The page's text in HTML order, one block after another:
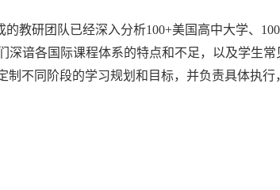
教研团队已经深入分析100+美国高中大学、
深谙各国际课程体系的特点和不足，以及学生
不同阶段的学习规划和目标，并负责具体执